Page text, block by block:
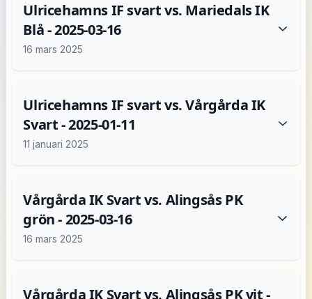
Ulricehamns IF svart vs. Mariedals IK
Blå - 2025-03-16
16 mars 2025
Ulricehamns IF svart vs. Vårgårda IK
Svart - 2025-01-11
11 januari 2025
Vårgårda IK Svart vs. Alingsås PK
grön - 2025-03-16
16 mars 2025
Vårgårda IK Svart vs. Alingsås PK vit -